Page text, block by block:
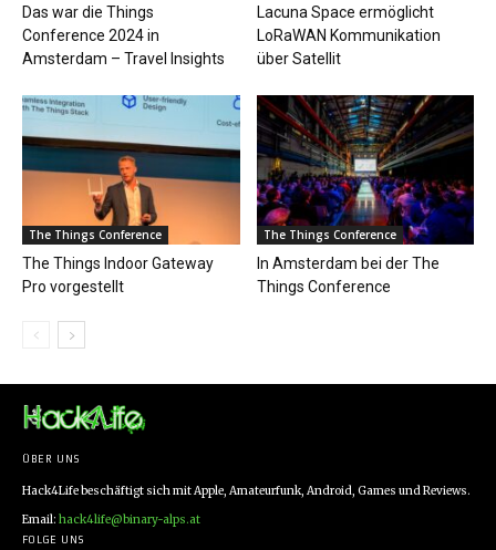
Das war die Things
Conference 2024 in
Amsterdam – Travel Insights
Lacuna Space ermöglicht
LoRaWAN Kommunikation
über Satellit
The Things Conference
The Things Indoor Gateway
Pro vorgestellt
The Things Conference
In Amsterdam bei der The
Things Conference
ÜBER UNS
Hack4Life beschäftigt sich mit Apple, Amateurfunk, Android, Games und Reviews.
Email: hack4life@binary-alps.at
FOLGE UNS